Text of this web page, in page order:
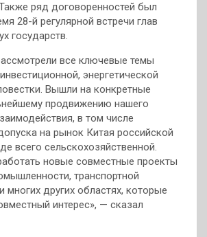
ряд договоренностей был
28-й регулярной встречи глав
государств.
все ключевые темы
энергетической
Вышли на конкретные
продвижению нашего
в том числе
на рынок Китая российской
всего сельскохозяйственной.
новые совместные проекты
транспортной
многих других областях, которые
интерес», — сказал